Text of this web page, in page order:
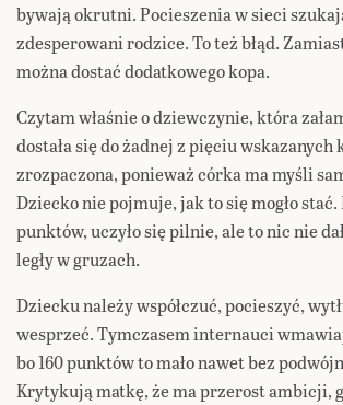
bywają okrutni. Pocieszenia w sieci
zdesperowani rodzice. To też błąd.
można dostaćdodatkowego kopa.
Czytam właśnie o dziewczynie, która
dostała się do żadnej z pięciu wskazanych
zrozpaczona, ponieważ córka ma myśli
Dziecko nie pojmuje, jak to się mogło stać.
punktów, uczyło się pilnie, ale to nic nie
legły w gruzach.
Dziecku należy współczuć, pocieszyć,
wesprzeć. Tymczasem internauci
bo 160 punktów to mało nawet bez
Krytykują matkę, że ma przerost ambicji,